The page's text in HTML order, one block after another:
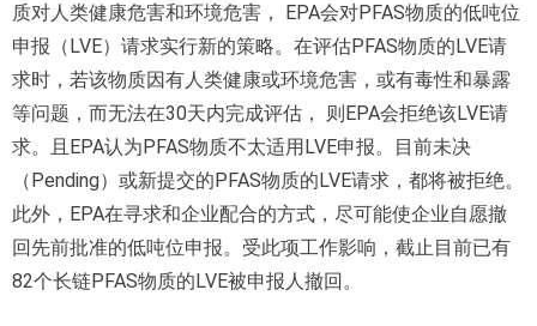
质对人类健康危害和环境危害， EPA会对PFAS物质的低吨位
申报（LVE）请求实行新的策略。在评估PFAS物质的LVE请
求时，若该物质因有人类健康或环境危害，或有毒性和暴露
等问题，而无法在30天内完成评估， 则EPA会拒绝该LVE请
求。且EPA认为PFAS物质不太适用LVE申报。目前未决
（Pending）或新提交的PFAS物质的LVE请求，都将被拒绝。
此外，EPA在寻求和企业配合的方式，尽可能使企业自愿撤
回先前批准的低吨位申报。受此项工作影响，截止目前已有
82个长链PFAS物质的LVE被申报人撤回。